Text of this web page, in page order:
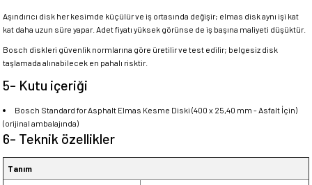
Aşındırıcı disk her kesimde küçülür ve iş ortasında değişir; elmas disk aynı işi kat
kat daha uzun süre yapar. Adet fiyatı yüksek görünse de iş başına maliyeti düşüktür.
Bosch diskleri güvenlik normlarına göre üretilir ve test edilir; belgesiz disk
taşlamada alınabilecek en pahalı risktir.
5- Kutu içeriği
Bosch Standard for Asphalt Elmas Kesme Diski (400 x 25,40 mm - Asfalt İçin)
(orijinal ambalajında)
6- Teknik özellikler
Tanım